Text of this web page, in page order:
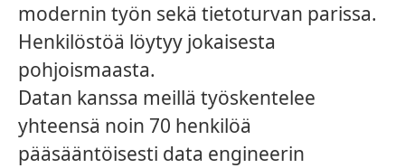
modernin työn sekä tietoturvan parissa.
Henkilöstöä löytyy jokaisesta
pohjoismaasta.
Datan kanssa meillä työskentelee
yhteensä noin 70 henkilöä
pääsääntöisesti data engineerin